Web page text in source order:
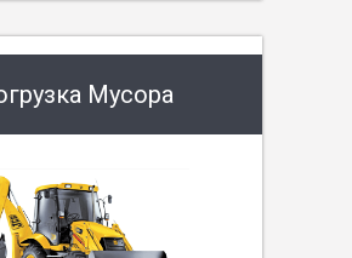
Мусора